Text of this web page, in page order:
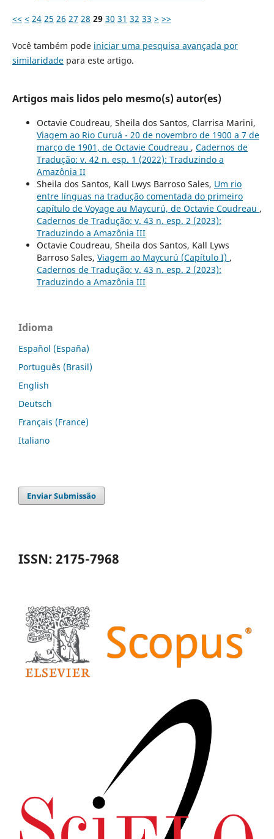
<< < 24 25 26 27 28 29 30 31 32 33 > >>
Você também pode iniciar uma pesquisa avançada por
similaridadepara este artigo.
Artigos mais lidos pelo mesmo(s) autor(es)
Octavie Coudreau, Sheila dos Santos, Clarrisa Marini,
Viagem ao Rio Curuá - 20 de novembro de 1900 a 7 de
março de 1901, de Octavie Coudreau , Cadernos de
Tradução: v. 42 n. esp. 1 (2022): Traduzindo a
Amazônia II
Sheila dos Santos, Kall Lwys Barroso Sales, Um rio
entre línguas na tradução comentada do primeiro
capítulo de Voyage au Maycurú, de Octavie Coudreau ,
Cadernos de Tradução: v. 43 n. esp. 2 (2023):
Traduzindo a Amazônia III
Octavie Coudreau, Sheila dos Santos, Kall Lyws
Barroso Sales, Viagem ao Maycurú (Capítulo I) ,
Cadernos de Tradução: v. 43 n. esp. 2 (2023):
Traduzindo a Amazônia III
Idioma
Español (España)
Português (Brasil)
English
Deutsch
Français (France)
Italiano
Enviar Submissão
ISSN: 2175-7968